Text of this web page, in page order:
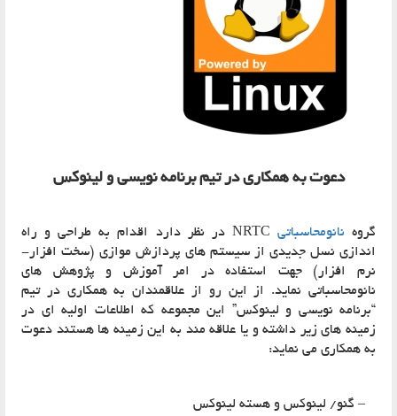
دعوت به همکاری در تیم برنامه نویسی و لینوکس
نانومحاسباتی
NRTC در نظر دارد اقدام به طراحی و راه
اندازی نسل جدیدی از سیستم های پردازش موازی (سخت افزار-
نرم افزار) جهت استفاده در امر آموزش و پژوهش های
نانومحاسباتی نماید. از این رو از علاقمندان به همکاری در تیم
“برنامه نویسی و لینوکس” این مجموعه که اطلاعات اولیه ای در
زمینه های زیر داشته و یا علاقه مند به این زمینه ها هستند دعوت
به همکاری می نماید:
– گنو/ لینوکس و هسته لینوکس